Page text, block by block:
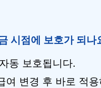
시점에 보호가 되나
동 보호됩니다.
여 변경 후 바로 적용